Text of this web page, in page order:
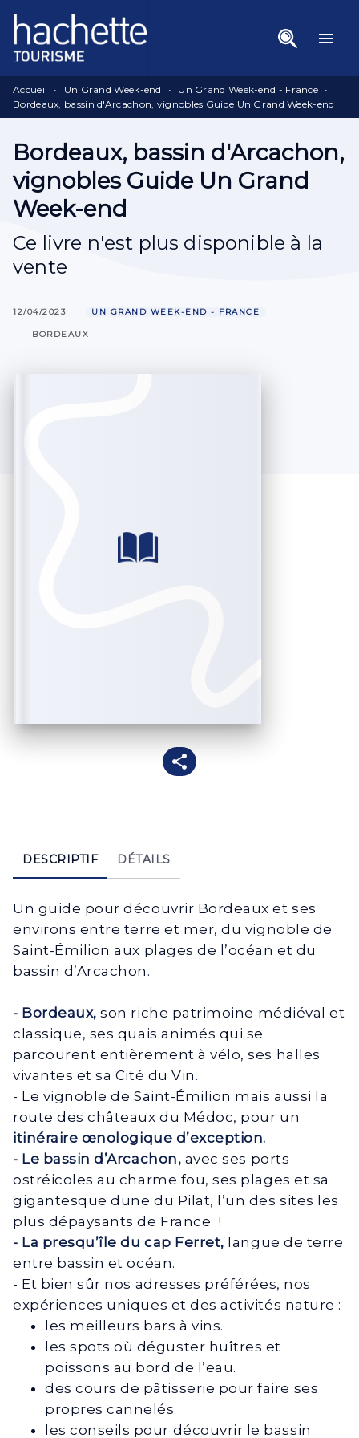
Menu Recherche
Pied De Page
menu
Accueil • Un Grand Week-end • Un Grand Week-end - France •
Bordeaux, bassin d'Arcachon, vignobles Guide Un Grand Week-end
Bordeaux, bassin d'Arcachon,
vignobles Guide Un Grand
Week-end
Ce livre n'est plus disponible à la
vente
12/04/2023 UN GRAND WEEK-END - FRANCE
BORDEAUX
DESCRIPTIF DÉTAILS
Un guide pour découvrir Bordeaux et ses
environs entre terre et mer, du vignoble de
Saint-Émilion aux plages de l’océan et du
bassin d’Arcachon.
- Bordeaux,son riche patrimoine médiéval et
classique, ses quais animés qui se
parcourent entièrement à vélo, ses halles
vivantes et sa Cité du Vin.
- Le vignoble de Saint-Émilion mais aussi la
route des châteaux du Médoc, pour un
itinéraire œnologique d’exception.
- Le bassin d’Arcachon, avec ses ports
ostréicoles au charme fou, ses plages et sa
gigantesque dune du Pilat, l’un des sites les
plus dépaysants de France !
- La presqu’île du cap Ferret, langue de terre
entre bassin et océan.
- Et bien sûr nos adresses préférées, nos
expériences uniques et des activités nature :
les meilleurs bars à vins.
les spots où déguster huîtres et
poissons au bord de l’eau.
des cours de pâtisserie pour faire ses
propres cannelés.
les conseils pour découvrir le bassin